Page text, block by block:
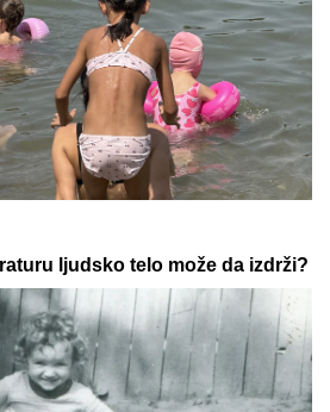
i voditeljstva novac mu
"Ljudi mi dolaze
SU OZBILJNE PRETNJE":
Radanović se oglasila nakon
Ane Nikolić zbog Raleta
SLOBA VASIĆ UHVAĆEN
Isplivala zajednička
zajedno ispod šatora